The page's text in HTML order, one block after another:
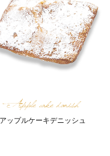
Apple cake danish
アップルケーキデニッシュ